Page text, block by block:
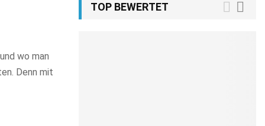
wo man
Denn mit
TOP BEWERTET